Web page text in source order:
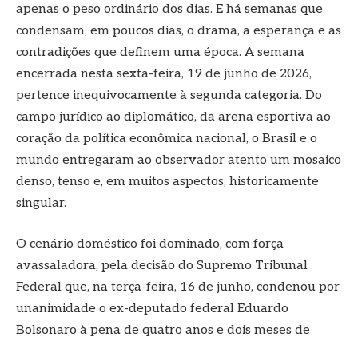
apenas o peso ordinário dos dias. E há semanas que
condensam, em poucos dias, o drama, a esperança e as
contradições que definem uma época. A semana
encerrada nesta sexta-feira, 19 de junho de 2026,
pertence inequivocamente à segunda categoria. Do
campo jurídico ao diplomático, da arena esportiva ao
coração da política econômica nacional, o Brasil e o
mundo entregaram ao observador atento um mosaico
denso, tenso e, em muitos aspectos, historicamente
singular.
O cenário doméstico foi dominado, com força
avassaladora, pela decisão do Supremo Tribunal
Federal que, na terça-feira, 16 de junho, condenou por
unanimidade o ex-deputado federal Eduardo
Bolsonaro à pena de quatro anos e dois meses de